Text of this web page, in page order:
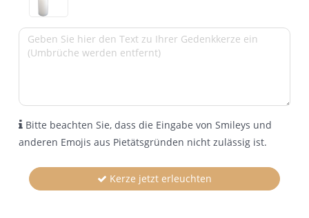
Bitte beachten Sie, dass die Eingabe von Smileys und
anderen Emojis aus Pietätsgründen nicht zulässig ist.
Kerze jetzt erleuchten